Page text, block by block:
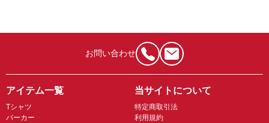
お問い合わせ
アイテム一覧
Tシャツ
パーカー
当サイトについて
特定商取引法
利用規約